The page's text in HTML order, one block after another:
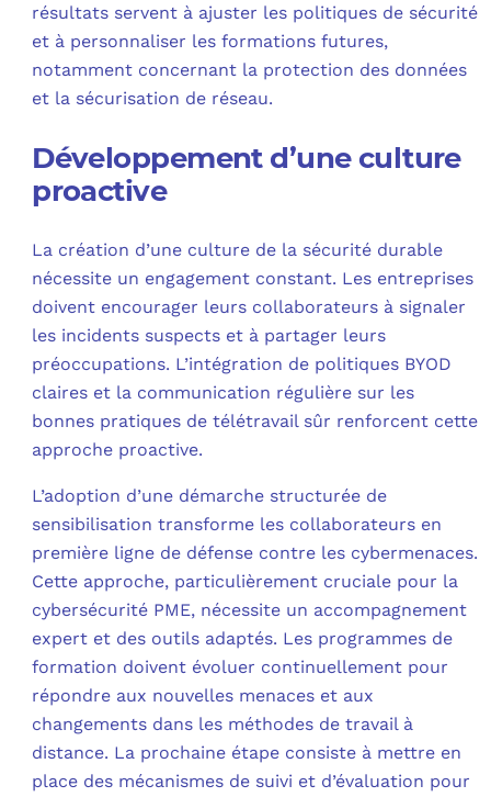
résultats servent à ajuster les politiques de sécurité
et à personnaliser les formations futures,
notamment concernant la protection des données
et la sécurisation de réseau.
Développement d’une culture
proactive
La création d’une culture de la sécurité durable
nécessite un engagement constant. Les entreprises
doivent encourager leurs collaborateurs à signaler
les incidents suspects et à partager leurs
préoccupations. L’intégration de politiques BYOD
claires et la communication régulière sur les
bonnes pratiques de télétravail sûr renforcent cette
approche proactive.
L’adoption d’une démarche structurée de
sensibilisation transforme les collaborateurs en
première ligne de défense contre les cybermenaces.
Cette approche, particulièrement cruciale pour la
cybersécurité PME, nécessite un accompagnement
expert et des outils adaptés. Les programmes de
formation doivent évoluer continuellement pour
répondre aux nouvelles menaces et aux
changements dans les méthodes de travail à
distance. La prochaine étape consiste à mettre en
place des mécanismes de suivi et d’évaluation pour